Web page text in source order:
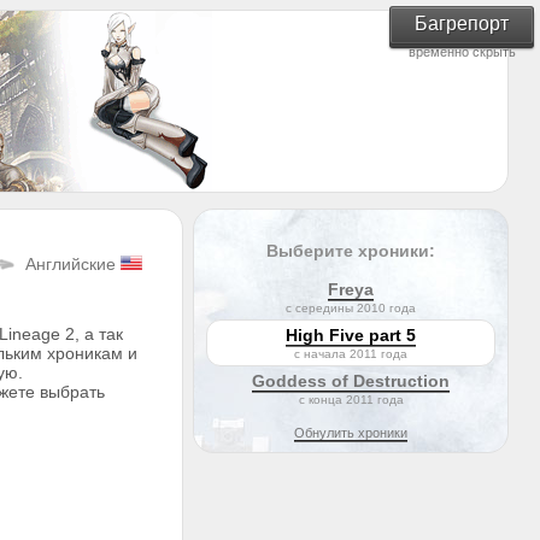
Багрепорт
временно скрыть
Английские
2, а так
хроникам и
выбрать
Выберите хроники:
Freya
с середины 2010 года
High Five part 5
с начала 2011 года
Goddess of Destruction
с конца 2011 года
Обнулить хроники